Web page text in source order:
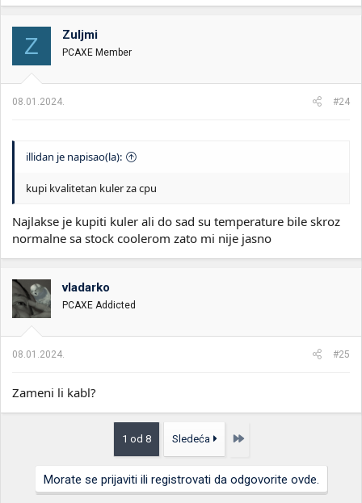
Z Zuljmi
PCAXE Member
08.01.2024. #24
illidan je napisao(la):
kupi kvalitetan kuler za cpu
Najlakse je kupiti kuler ali do sad su temperature bile skroz
normalne sa stock coolerom zato mi nije jasno
vladarko
PCAXE Addicted
08.01.2024. #25
Zameni li kabl?
1 od 8 Sledeća Poslednja
Morate se prijaviti ili registrovati da odgovorite ovde.